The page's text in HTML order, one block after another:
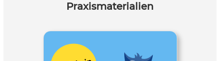
Praxismaterialien